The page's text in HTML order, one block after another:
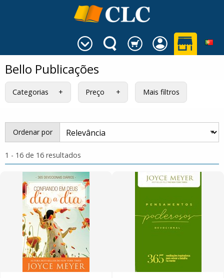
Bello Publicações
Categorias Preço Mais filtros
Ordenar por
1 - 16 de 16 resultados